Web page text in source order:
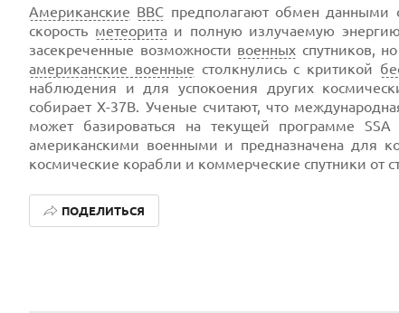
Американские ВВС предполагают обмен данными
скорость метеоритаи полную излучаемую энергию
засекреченные возможности военных спутников,
американские военные столкнулись с критикой
наблюдения и для успокоения других
собирает X-37B. Ученые считают, что
может базироваться на текущей программе
американскими военными и предназначена для
космические корабли и коммерческие спутники от
ПОДЕЛИТЬСЯ